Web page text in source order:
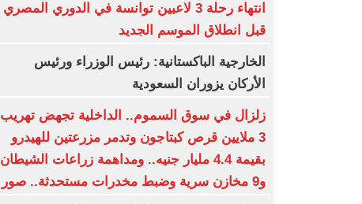
انتهاء رحلة 3 لاعبين توانسة في الدوري المصري
قبل انطلاق الموسم الجديد
الخارجية الباكستانية: رئيس الوزراء ورئيس
الأركان يزوران السعودية
زلزال في سوق السموم.. الداخلية تجهض تهريب
3 ملايين قرص كبتاجون وتدمر مزرعتين للهيدرو
بقيمة 4.4 مليار جنيه.. ومداهمة زراعات الشيطان
و9 مخازن سرية وضبط مخدرات مستحدثة.. صور